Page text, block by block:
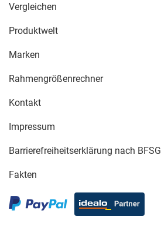
Vergleichen
Produktwelt
Marken
Rahmengrößenrechner
Kontakt
Impressum
Barrierefreiheitserklärung nach BFSG
Fakten